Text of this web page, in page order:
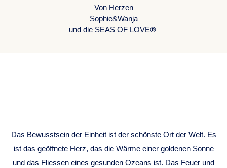
Von Herzen
Sophie&Wanja
und die SEAS OF LOVE®
Das Bewusstsein der Einheit ist der schönste Ort der Welt. Es
ist das geöffnete Herz, das die Wärme einer goldenen Sonne
und das Fliessen eines gesunden Ozeans ist. Das Feuer und